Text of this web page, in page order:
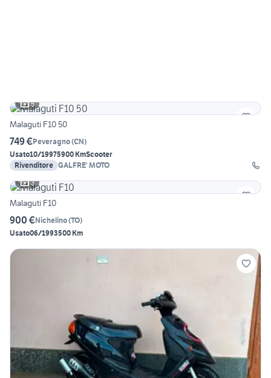
5
Malaguti F10 50
749 €Peveragno(CN)
Usato10/19975900 KmScooter
Rivenditore GALFRE' MOTO
3
Malaguti F10
900 €Nichelino(TO)
Usato06/1993500 Km